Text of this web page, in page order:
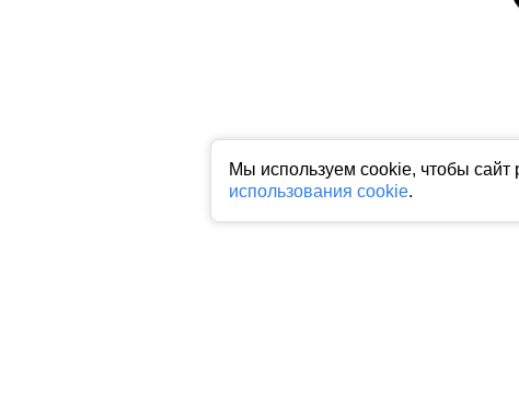
Мы используем cookie, чтобы сайт
использования cookie.